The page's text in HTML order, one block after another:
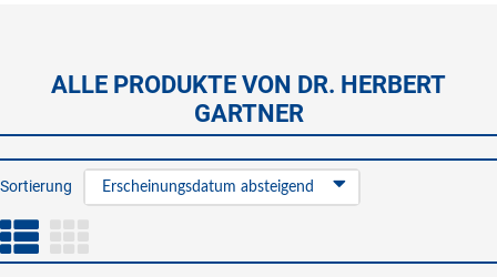
ALLE PRODUKTE VON DR. HERBERT
GARTNER
Sortierung Erscheinungsdatum absteigend